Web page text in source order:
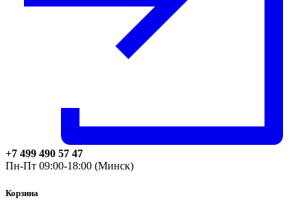
+7 499 490 57 47
Пн-Пт 09:00-18:00 (Минск)
Корзина